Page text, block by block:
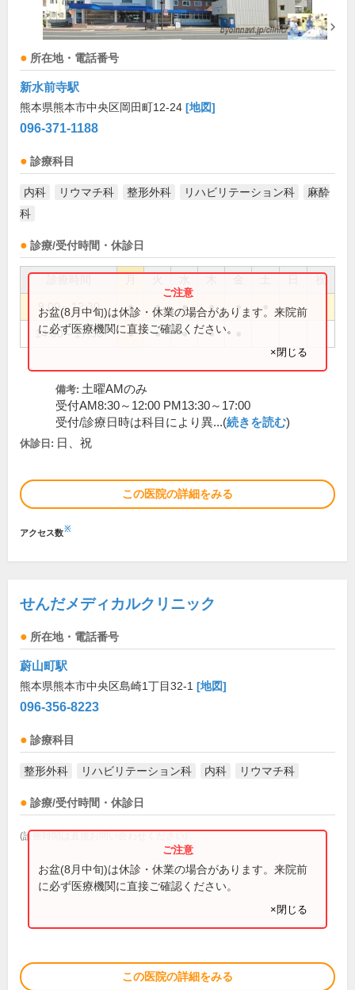
所在地・電話番号
新水前寺駅
熊本県熊本市中央区岡田町12-24 [地図]
096-371-1188
診療科目
内科 リウマチ科 整形外科 リハビリテーション科
麻酔
科
診療/受付時間・休診日
祝
9:00～12:30 ● ● ● ● ●
14:00～17:30 ● ● ● ●
お盆(8月中旬)は休診・休業の場合があります。来院前
に必ず医療機関に直接ご確認ください。
×閉じる
備考: 土曜AMのみ
受付AM8:30～12:00 PM13:30～17:00
受付/診療日時は科目により異...(続きを読む)
休診日: 日、祝
この医院の詳細をみる
アクセス数※
せんだメディカルクリニック
所在地・電話番号
蔚山町駅
熊本県熊本市中央区島崎1丁目32-1 [地図]
096-356-8223
診療科目
整形外科 リハビリテーション科 内科 リウマチ科
診療/受付時間・休診日
(診療時間は直接お問い合わせください)
お盆(8月中旬)は休診・休業の場合があります。来院前
に必ず医療機関に直接ご確認ください。
×閉じる
この医院の詳細をみる